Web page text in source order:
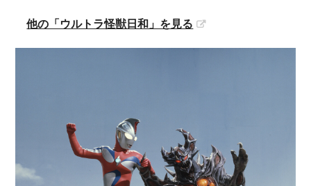
他の「ウルトラ怪獣日和」を見る